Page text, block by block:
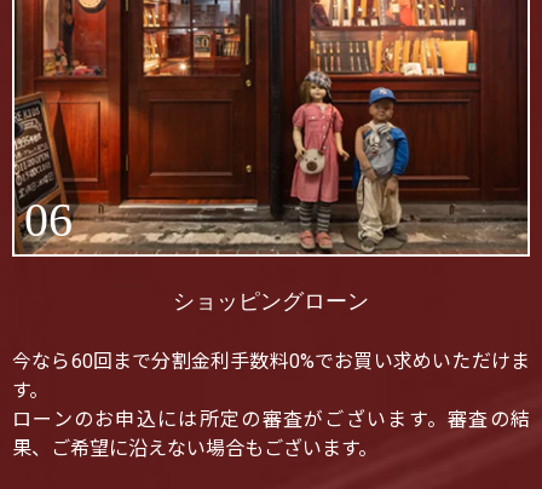
06
ショッピングローン
今なら60回まで分割金利手数料0%でお買い求めいただけま
す。
ローンのお申込には所定の審査がございます。審査の結
果、ご希望に沿えない場合もございます。